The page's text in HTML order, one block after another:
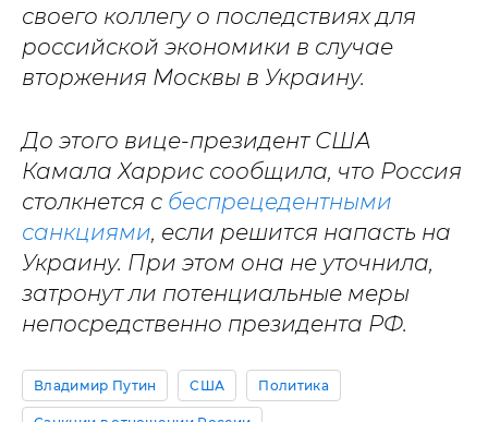
своего коллегу о последствиях для
российской экономики в случае
вторжения Москвы в Украину.
До этого вице-президент США
Камала Харрис сообщила, что Россия
столкнется с беспрецедентными
санкциями, если решится напасть на
Украину. При этом она не уточнила,
затронут ли потенциальные меры
непосредственно президента РФ.
Владимир Путин США Политика